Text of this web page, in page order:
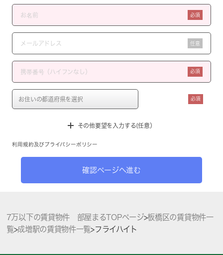
必須
任意
必須
必須
その他要望を入力する(任意）
利用規約 及び プライバシーポリシー
確認ページへ進む
7万以下の賃貸物件 部屋まるTOPページ>板橋区の賃貸物件一
覧>成増駅の賃貸物件一覧>フライハイト